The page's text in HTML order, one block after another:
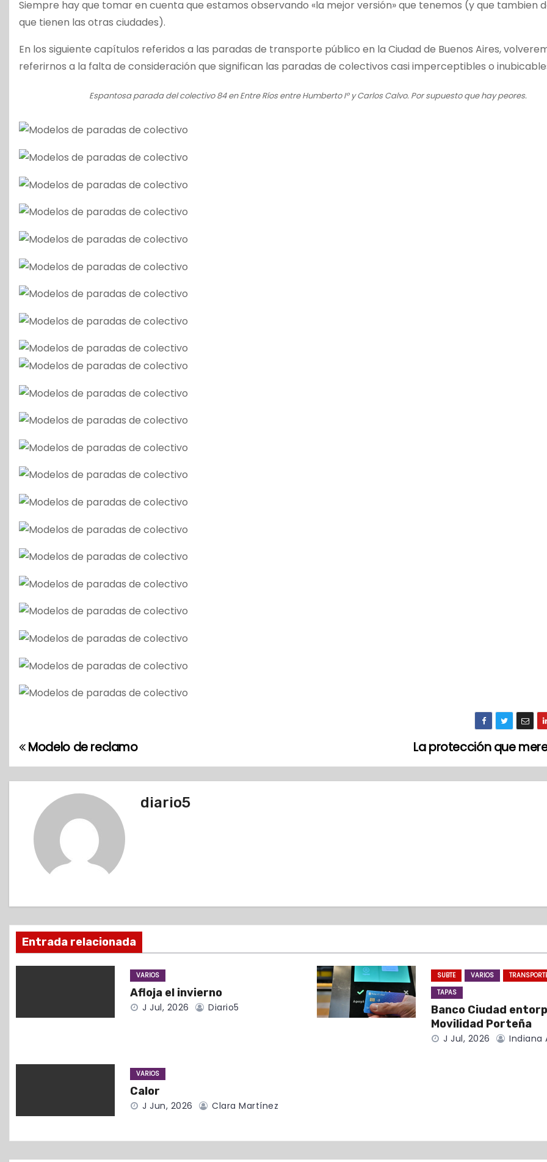
Siempre hay que tomar en cuenta que estamos observando «la mejor versión» que tenemos (y que tambien
que tienen las otras ciudades).
En los siguiente capítulos referidos a las paradas de transporte público en la Ciudad de Buenos Aires,
referirnos a la falta de consideración que significan las paradas de colectivos casi imperceptibles o
Espantosa parada del colectivo 84 en Entre Ríos entre Humberto Iº y Carlos Calvo. Por supuesto que hay peores.
N
a
c
i
ó
e
t
r
La protección que
Modelo de reclamo
diario5
Entrada relacionada
VARIOS
Afloja el invierno
J Jul, 2026 Diario5
SUBTE VARIOS
TAPAS
Banco Ciudad
Movilidad Porteña
J Jul, 2026 Indiana
VARIOS
Calor
J Jun, 2026 Clara Martínez